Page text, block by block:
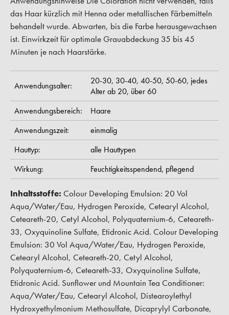
das Haar kürzlich mit Henna oder metallischen Färbemitteln
behandelt wurde. Abwarten, bis die Farbe herausgewachsen
ist. Einwirkzeit für optimale Grauabdeckung 35 bis 45
Minuten je nach Haarstärke.
Anwendungsalter: 20-30, 30-40, 40-50, 50-60, jedes
Alter ab 20, über 60
Anwendungsbereich:
Haare
Anwendungszeit:
einmalig
Hauttyp:
alle Hauttypen
Wirkung:
Feuchtigkeitsspendend, pflegend
Inhaltsstoffe: Colour Developing Emulsion: 20 Vol
Aqua/Water/Eau, Hydrogen Peroxide, Cetearyl Alcohol,
Ceteareth-20, Cetyl Alcohol, Polyquaternium-6, Ceteareth-
33, Oxyquinoline Sulfate, Etidronic Acid. Colour Developing
Emulsion: 30 Vol Aqua/Water/Eau, Hydrogen Peroxide,
Cetearyl Alcohol, Ceteareth-20, Cetyl Alcohol,
Polyquaternium-6, Ceteareth-33, Oxyquinoline Sulfate,
Etidronic Acid. Sunflower und Mountain Tea Conditioner:
Aqua/Water/Eau, Cetearyl Alcohol, Distearoylethyl
Hydroxyethylmonium Methosulfate, Dicaprylyl Carbonate,